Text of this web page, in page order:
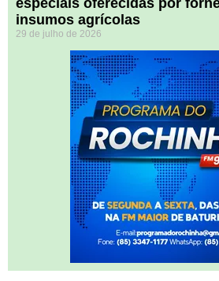
especiais oferecidas por
insumos agrícolas
29 de julho de 2026